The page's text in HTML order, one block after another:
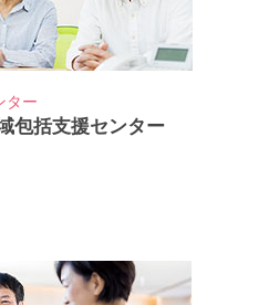
ター
包括支援センター